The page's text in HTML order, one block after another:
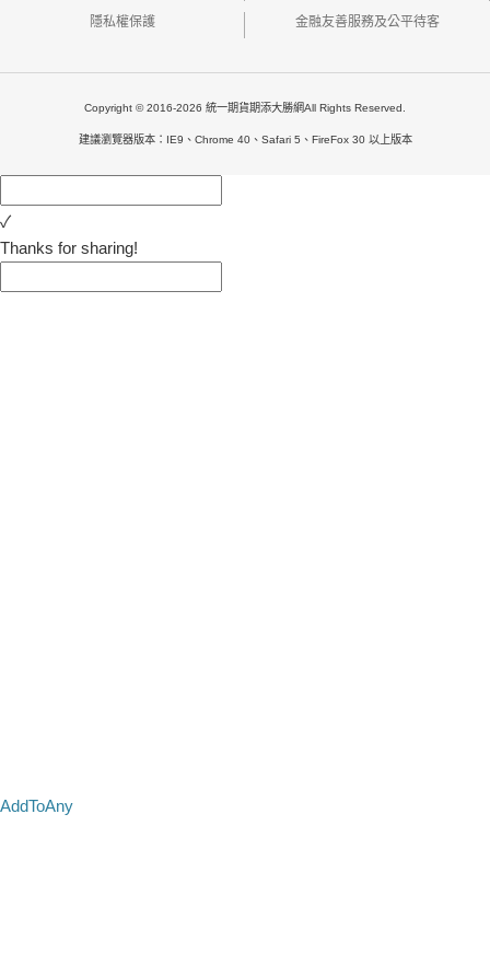
隱私權保護 金融友善服務及公平待客
Copyright © 2016-2026 統一期貨期添大勝網All Rights Reserved.
建議瀏覽器版本：IE9、Chrome 40、Safari 5、FireFox 30 以上版本
✓
Thanks for sharing!
AddToAny